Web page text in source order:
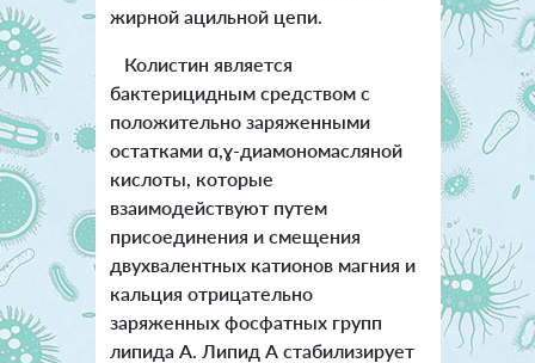
жирной ацильной цепи.
Колистин является
бактерицидным средством с
положительно заряженными
остатками ɑ,ɣ-диамономасляной
кислоты, которые
взаимодействуют путем
присоединения и смещения
двухвалентных катионов магния и
кальция отрицательно
заряженных фосфатных групп
липида А. Липид А стабилизирует